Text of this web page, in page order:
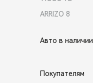
ARRIZO 8
Авто в наличии
Покупателям